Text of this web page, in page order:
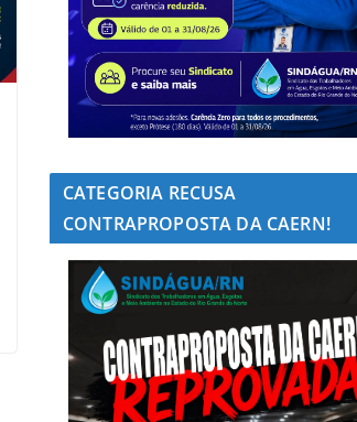
CATEGORIA RECUSA
CONTRAPROPOSTA DA CAERN!